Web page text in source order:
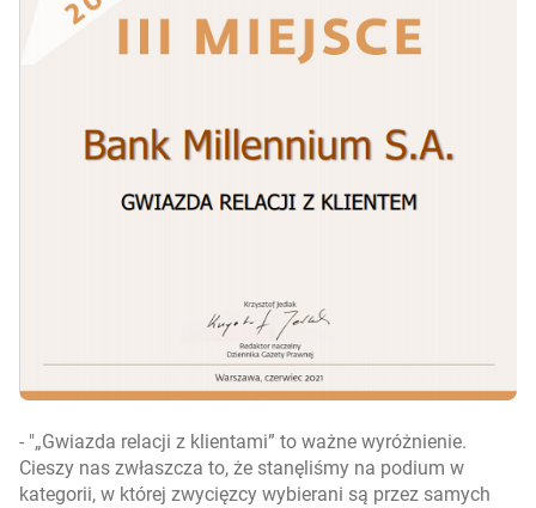
- „Gwiazda relacji z klientami” to ważne wyróżnienie.
Cieszy nas zwłaszcza to, że stanęliśmy na podium w
kategorii, w której zwycięzcy wybierani są przez samych